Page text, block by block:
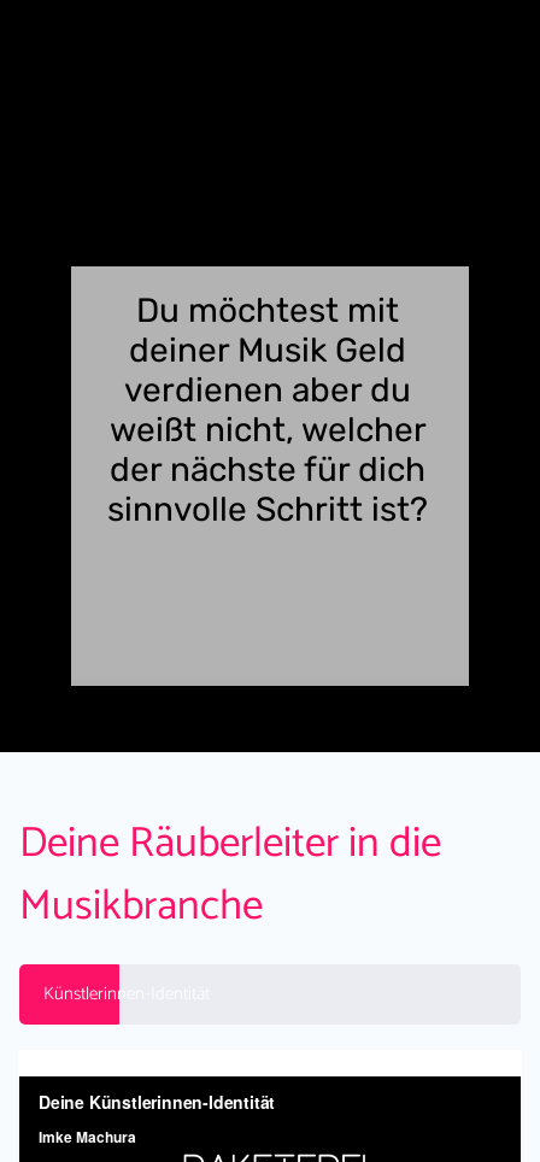
Du möchtest mit
deiner Musik Geld
verdienen aber du
weißt nicht, welcher
der nächste für dich
sinnvolle Schritt ist?
Deine Räuberleiter in die
Musikbranche
Künstlerinnen-Identität